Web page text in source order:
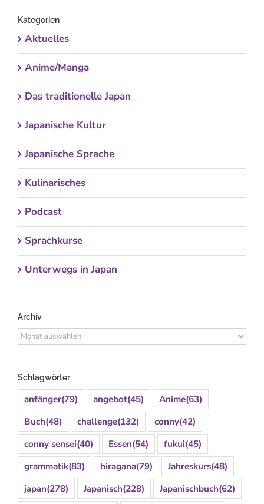
Kategorien
Aktuelles
Anime/Manga
Das traditionelle Japan
Japanische Kultur
Japanische Sprache
Kulinarisches
Podcast
Sprachkurse
Unterwegs in Japan
Archiv
Archiv
Schlagwörter
anfänger(79) angebot(45) Anime(63)
Buch(48) challenge(132) conny(42)
conny sensei(40) Essen(54) fukui(45)
grammatik(83) hiragana(79) Jahreskurs(48)
japan(278) Japanisch(228) Japanischbuch(62)